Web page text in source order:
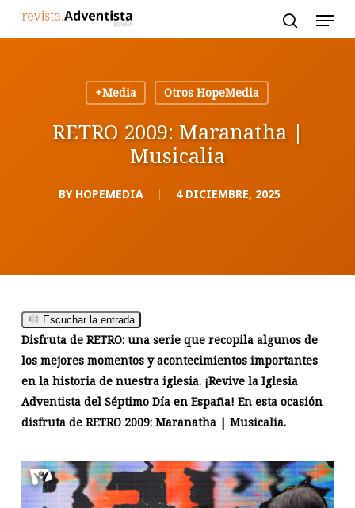
+Media
Otros HopeMedia
RETRO 2009: Maranatha |
Musicalia
BY HOPEMEDIA 4 DICIEMBRE, 2025
Escuchar la entrada
Disfruta de RETRO: una serie que recopila algunos de
los mejores momentos y acontecimientos importantes
en la historia de nuestra iglesia. ¡Revive la Iglesia
Adventista del Séptimo Día en España! En esta ocasión
disfruta de RETRO 2009: Maranatha | Musicalia.